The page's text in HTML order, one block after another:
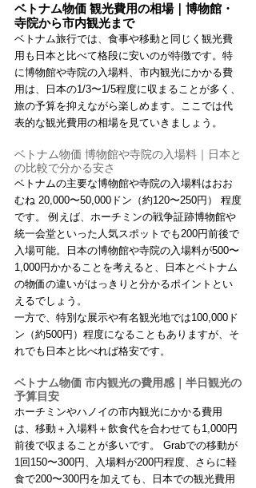
ベトナム物価 観光費用の相場｜博物館・
寺院から市内観光まで
ベトナム旅行では、食事や移動と同じく観光費
用も日本と比べて格段に安いのが特徴です。特
に博物館や寺院の入場料、市内観光にかかる費
用は、日本の1/3〜1/5程度に収まることが多く、
旅の予算を抑えながら楽しめます。ここでは代
表的な観光費用の相場を見ていきましょう。
ベトナム物価 博物館や寺院の入場料｜日本と
の比較で分かる安さ
ベトナムの主要な博物館や寺院の入場料はおお
むね 20,000〜50,000ドン（約120〜250円） 程度
です。 例えば、ホーチミンの戦争証跡博物館や
統一会堂といった人気スポットでも200円前後で
入場可能。日本の博物館や寺院の入場料が500〜
1,000円かかることを考えると、日本とベトナム
の物価の違いがはっきりと分かるポイントとい
えるでしょう。
一方で、特別な展示や有名観光地では100,000ド
ン（約500円）程度になることもありますが、そ
れでも日本と比べれば格安です。
ベトナム物価 市内観光の費用感｜半日観光の
予算目安
ホーチミンやハノイの市内観光にかかる費用
は、移動＋入場料＋飲食代を合わせても1,000円
前後で収まることが多いです。 Grabでの移動が
1回150〜300円、入場料が200円程度、さらに軽
食で200〜300円を加えても、日本での観光費用